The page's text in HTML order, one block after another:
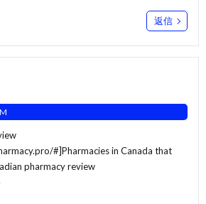
返信
#]Pharmacies in Canada that
pharmacy review